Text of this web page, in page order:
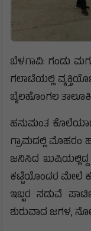
ಬೆಳಗಾವಿ: ಗಂಡು
ಗಲಾಟೆಯಲ್ಲಿ
ಬೈಲಹೊಂಗಲ
ಹನುಮಂತ ಕೊಲೆಯಾದ
ಗ್ರಾಮದಲ್ಲಿ ಮೊಹರಂ
ಜನಿಸಿದ ಖುಷಿಯಲ್ಲಿದ್ದ
ಕಟ್ಟೆಯೊಂದರ ಮೇಲೆ
ಇಬ್ಬರ ನಡುವೆ
ಶುರುವಾದ ಜಗಳ,